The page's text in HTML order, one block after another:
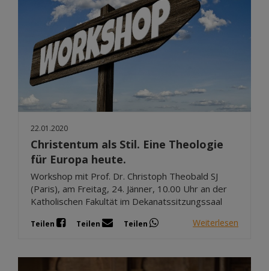
22.01.2020
Christentum als Stil. Eine Theologie
für Europa heute.
Workshop mit Prof. Dr. Christoph Theobald SJ
(Paris), am Freitag, 24. Jänner, 10.00 Uhr an der
Katholischen Fakultät im Dekanatssitzungssaal
Teilen Teilen Teilen Weiterlesen